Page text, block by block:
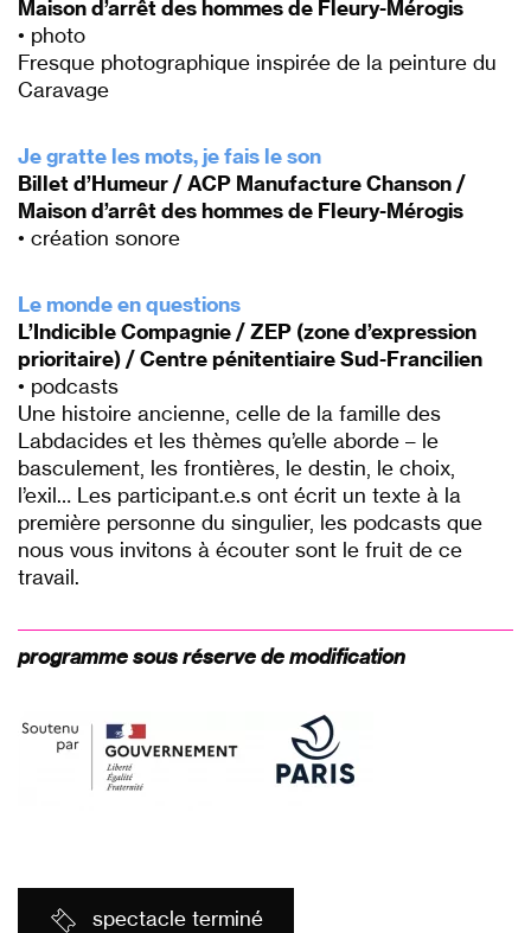
Maison d’arrêt des hommes de Fleury-Mérogis
• photo
Fresque photographique inspirée de la peinture du
Caravage
Je gratte les mots, je fais le son
Billet d’Humeur / ACP Manufacture Chanson /
Maison d’arrêt des hommes de Fleury-Mérogis
• création sonore
Le monde en questions
L’Indicible Compagnie /ZEP (zone d’expression
prioritaire) /Centre pénitentiaire Sud-Francilien
• podcasts
Une histoire ancienne, celle de la famille des
Labdacides et les thèmes qu’elle aborde – le
basculement, les frontières, le destin, le choix,
l’exil… Les participant.e.s ont écrit un texte à la
première personne du singulier, les podcasts que
nous vous invitons à écouter sont le fruit de ce
travail.
programme sous réserve de modification
spectacle terminé